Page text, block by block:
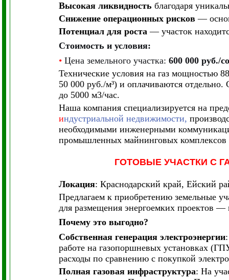
Высокая ликвидность благодаря
Снижение операционных рисков—
Потенциал для роста— участок
Стоимость и условия:
• Цена земельного участка: 600 000 руб./
Технические условия на газ мощностью
50 000 руб./м³) и оплачиваются
до 5000 м3/час.
Наша компания специализируется на
индустриальной недвижимости,
необходимыми инженерными
промышленных майнинговых комплексов
ГОТОВЫЕ УЧАСТКИ С
Локация: Краснодарский край, Ейский
Предлагаем к приобретению земельные
для размещения энергоемких проектов
Почему это выгодно?
Собственная генерация электроэнергии
работе на газопоршневых установках
расходы по сравнению с покупкой
Полная газовая инфраструктура: На